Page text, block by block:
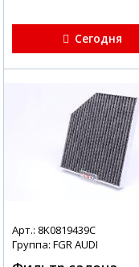
Сегодня
Арт.: 8K0819439C
Группа: FGR AUDI